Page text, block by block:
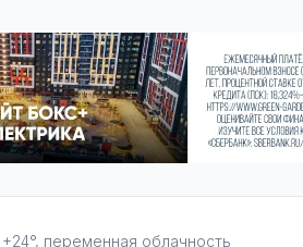
+24°, переменная облачность